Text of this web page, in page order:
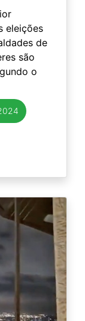
eleições
de
são
o